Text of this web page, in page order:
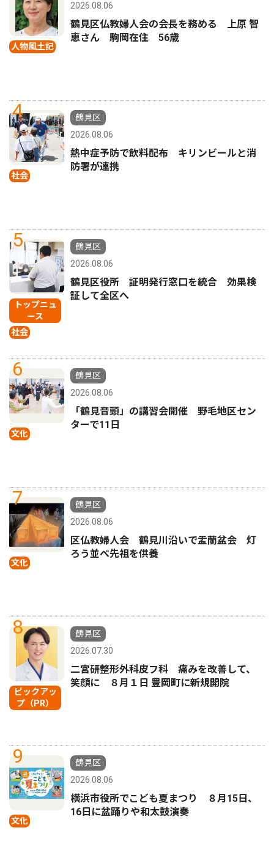
人物風土記
2026.08.06
鶴見区仏教婦人会の会長を務める 上原 智
恵さん 駒岡在住 56歳
4
社会
鶴見区
2026.08.06
熱中症予防で飲料配布 キリンビールと消
防署が連携
5
トップニュ
ース
社会
鶴見区
2026.08.06
鶴見区役所 証明発行窓口を統合 効果検
証して全区へ
6
文化
鶴見区
2026.08.06
「鶴見音頭」の講習会開催 野毛地区セン
ターで11日
7
文化
鶴見区
2026.08.06
区仏教婦人会 鶴見川沿いで盂蘭盆会 灯
ろう並べ先祖を供養
8
ピックアッ
プ（PR）
鶴見区
2026.07.30
二宮研整形外科皮フ科 痛みを改善して、
笑顔に ８月１日 豊岡町に新規開院
9
文化
鶴見区
2026.08.06
横浜市役所でこども夏まつり ８月15日、
16日に盆踊りや和太鼓演奏